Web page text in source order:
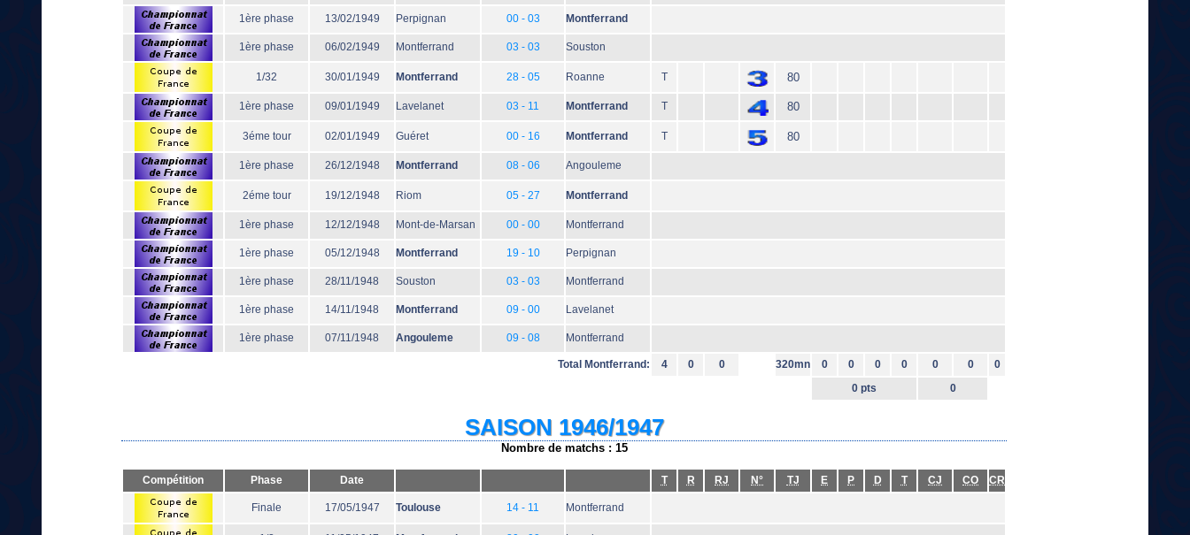
1ère phase 13/02/1949 Perpignan 00 - 03 Montferrand
1ère phase 06/02/1949 Montferrand 03 - 03 Souston
1/32 30/01/1949 Montferrand 28 - 05 Roanne T 80
1ère phase 09/01/1949 Lavelanet 03 - 11 Montferrand T 80
3éme tour 02/01/1949 Guéret 00 - 16 Montferrand T 80
1ère phase 26/12/1948 Montferrand 08 - 06 Angouleme
2éme tour 19/12/1948 Riom 05 - 27 Montferrand
1ère phase 12/12/1948 Mont-de-Marsan 00 - 00 Montferrand
1ère phase 05/12/1948 Montferrand 19 - 10 Perpignan
1ère phase 28/11/1948 Souston 03 - 03 Montferrand
1ère phase 14/11/1948 Montferrand 09 - 00 Lavelanet
1ère phase 07/11/1948 Angouleme 09 - 08 Montferrand
Total Montferrand: 4 0 0 320mn 0 0 0 0 0 0
0
0 pts
0
SAISON 1946/1947
Nombre de matchs : 15
Compétition Phase Date T R RJ N° TJ E P D T CJ CO CR
Finale 17/05/1947 Toulouse 14 - 11 Montferrand